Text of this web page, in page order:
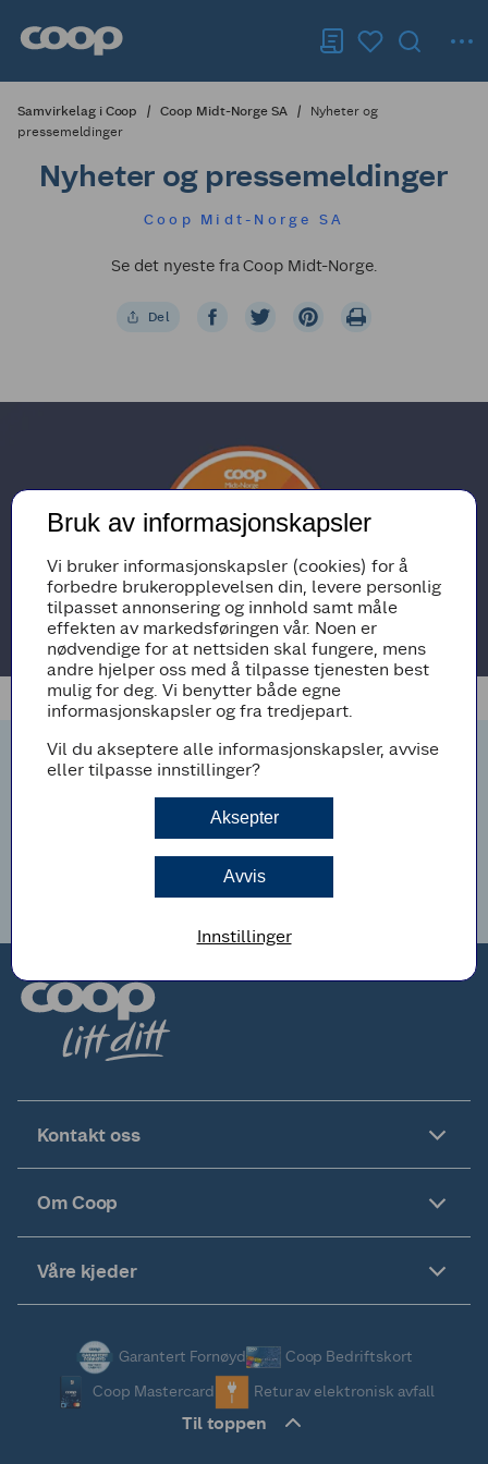
Samvirkelag i Coop Coop Midt-Norge SA
Nyheter og
pressemeldinger
Nyheter og pressemeldinger
Coop Midt-Norge SA
Se det nyeste fra Coop Midt-Norge.
Del
Bli medlem
kan spare deg for tusenvis av kroner. Bli medlem for å få
penger tilbake hver gang du handler!
Kontakt oss
Om Coop
Våre kjeder
Garantert Fornøyd
Coop Bedriftskort
Coop Mastercard
Retur av elektronisk avfall
Til toppen
Bruk av informasjonskapsler
Vi bruker informasjonskapsler (cookies) for å
forbedre brukeropplevelsen din, levere personlig
tilpasset annonsering og innhold samt måle
effekten av markedsføringen vår. Noen er
nødvendige for at nettsiden skal fungere, mens
andre hjelper oss med å tilpasse tjenesten best
mulig for deg. Vi benytter både egne
informasjonskapsler og fra tredjepart.
Vil du akseptere alle informasjonskapsler, avvise
eller tilpasse innstillinger?
Aksepter
Avvis
Innstillinger